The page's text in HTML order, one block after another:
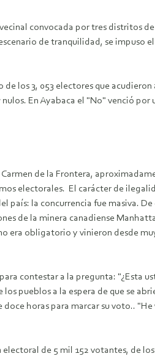
convocada por tres distritos
de tranquilidad, se impuso
los 3, 053 electores que
En Ayabaca el "No" venció
de la Frontera,
electorales. El carácter de
la concurrencia fue masiva.
de la minera canadiense
era obligatorio y vinieron desde
contestar a la pregunta: "¿Esta
pueblos a la espera de que se
horas para marcar su voto..
de 5 mil 152 votantes, de